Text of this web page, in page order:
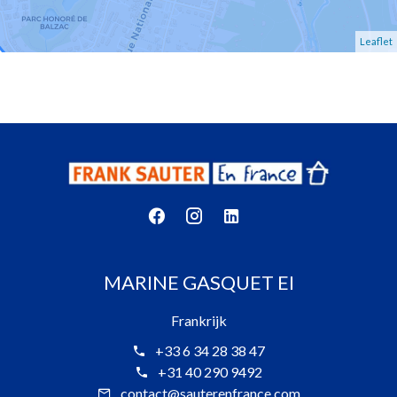
Leaflet
MARINE GASQUET EI
Frankrijk
+33 6 34 28 38 47
+31 40 290 9492
contact@sauterenfrance.com